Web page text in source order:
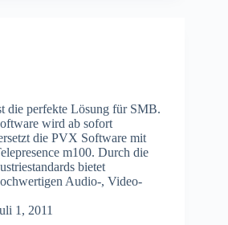
die perfekte Lösung für SMB.
wird ab sofort
die PVX Software mit
m100. Durch die
bietet
Audio-, Video-
1, 2011